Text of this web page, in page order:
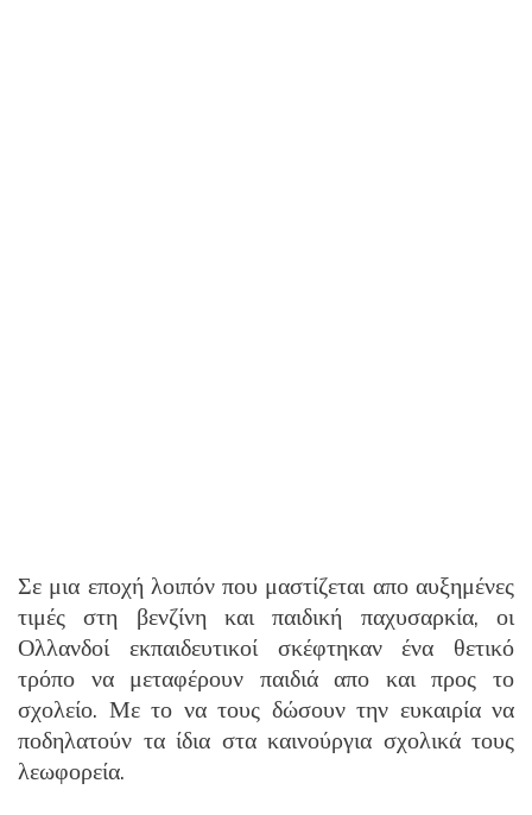
Σε μια εποχή λοιπόν που μαστίζεται απο αυξημένες
τιμές στη βενζίνη και παιδική παχυσαρκία, οι
Ολλανδοί εκπαιδευτικοί σκέφτηκαν ένα θετικό
τρόπο να μεταφέρουν παιδιά απο και προς το
σχολείο. Με το να τους δώσουν την ευκαιρία να
ποδηλατούν τα ίδια στα καινούργια σχολικά τους
λεωφορεία.